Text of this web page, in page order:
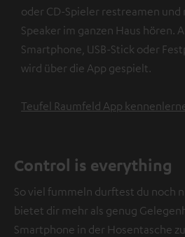
oder CD-Spieler restreamen
Speaker im ganzen Haus hören.
Smartphone, USB-Stick oder
wird über die App gespielt.
Teufel Raumfeld App
Control is everything
So viel fummeln durftest du noch
bietet dir mehr als genug
Smartphone in der Hosentasche